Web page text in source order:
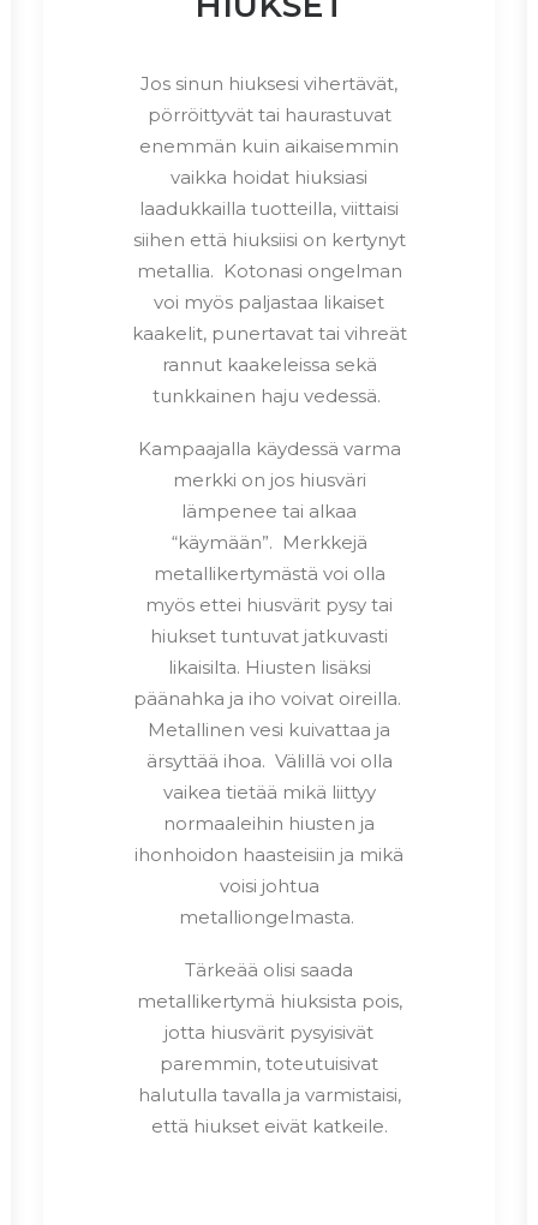
Jos sinun hiuksesi vihertävät,
pörröittyvät tai haurastuvat
enemmän kuin aikaisemmin
vaikka hoidat hiuksiasi
laadukkailla tuotteilla, viittaisi
siihen että hiuksiisi on kertynyt
metallia. Kotonasi ongelman
voi myös paljastaa likaiset
kaakelit, punertavat tai vihreät
rannut kaakeleissa sekä
tunkkainen haju vedessä.
Kampaajalla käydessä varma
merkki on jos hiusväri
lämpenee tai alkaa
“käymään”. Merkkejä
metallikertymästä voi olla
myös ettei hiusvärit pysy tai
hiukset tuntuvat jatkuvasti
likaisilta. Hiusten lisäksi
päänahka ja iho voivat oireilla.
Metallinen vesi kuivattaa ja
ärsyttää ihoa. Välillä voi olla
vaikea tietää mikä liittyy
normaaleihin hiusten ja
ihonhoidon haasteisiin ja mikä
voisi johtua
metalliongelmasta.
Tärkeää olisi saada
metallikertymä hiuksista pois,
jotta hiusvärit pysyisivät
paremmin, toteutuisivat
halutulla tavalla ja varmistaisi,
että hiukset eivät katkeile.